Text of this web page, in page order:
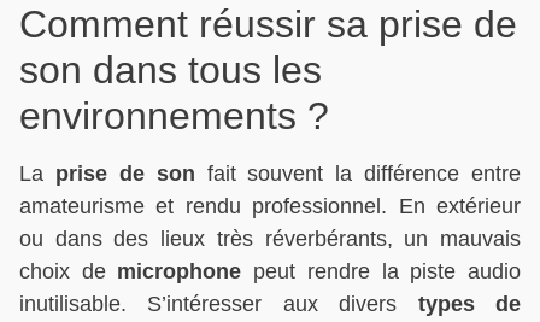
Comment réussir sa prise de
son dans tous les
environnements ?
La prise de son fait souvent la différence entre
amateurisme et rendu professionnel. En extérieur
ou dans des lieux très réverbérants, un mauvais
choix de microphone peut rendre la piste audio
inutilisable. S’intéresser aux divers types de